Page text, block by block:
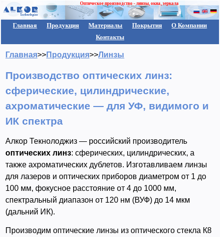
Оптическое производство - линзы, окна, зеркала
Главная Продукция Материалы Покрытия
О Компании
Контакты
Главная>>Продукция>>Линзы
Производство оптических линз:
сферические, цилиндрические,
ахроматические — для УФ, видимого и
ИК спектра
Алкор Текнолоджиз — российский производитель
оптических линз: сферических, цилиндрических, а
также ахроматических дублетов. Изготавливаем линзы
для лазеров и оптических приборов диаметром от 1 до
100 мм, фокусное расстояние от 4 до 1000 мм,
спектральный диапазон от 120 нм (ВУФ) до 14 мкм
(дальний ИК).
Производим оптические линзы из оптического стекла К8